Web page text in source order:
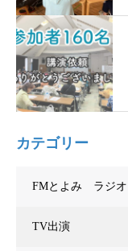
カテゴリー
FMとよみ ラジオ
TV出演